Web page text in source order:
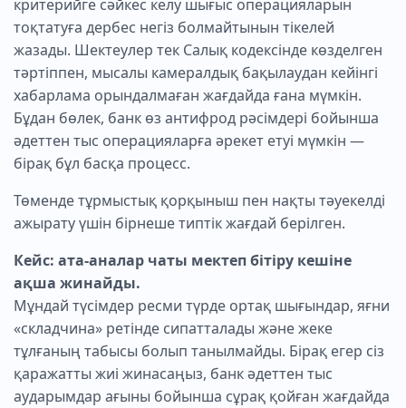
критерийге сәйкес келу шығыс операцияларын
тоқтатуға дербес негіз болмайтынын тікелей
жазады. Шектеулер тек Салық кодексінде көзделген
тәртіппен, мысалы камералдық бақылаудан кейінгі
хабарлама орындалмаған жағдайда ғана мүмкін.
Бұдан бөлек, банк өз антифрод рәсімдері бойынша
әдеттен тыс операцияларға әрекет етуі мүмкін —
бірақ бұл басқа процесс.
Төменде тұрмыстық қорқыныш пен нақты тәуекелді
ажырату үшін бірнеше типтік жағдай берілген.
Кейс: ата-аналар чаты мектеп бітіру кешіне
ақша жинайды.
Мұндай түсімдер ресми түрде ортақ шығындар, яғни
«складчина» ретінде сипатталады және жеке
тұлғаның табысы болып танылмайды. Бірақ егер сіз
қаражатты жиі жинасаңыз, банк әдеттен тыс
аударымдар ағыны бойынша сұрақ қойған жағдайда